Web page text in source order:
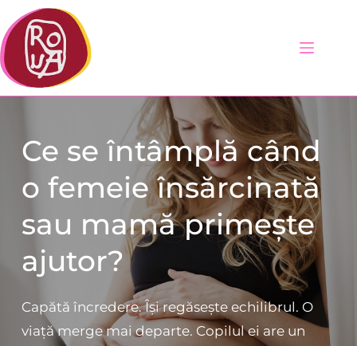
conținut
Ce se întâmplă când
o femeie însărcinată
sau mamă primește
ajutor?
Capătă încredere. Își regăsește echilibrul. O
viață merge mai departe. Copilul ei are un